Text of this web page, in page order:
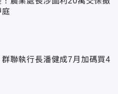
聯執行長潘健成7月加碼買4